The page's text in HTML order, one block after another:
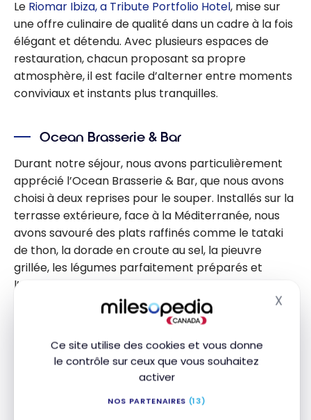
Ce site utilise des cookies et vous donne
le contrôle sur ceux que vous souhaitez
activer
NOS PARTENAIRES (13)
X
Le Riomar Ibiza, a Tribute Portfolio Hotel, mise sur
une offre culinaire de qualité dans un cadre à la fois
élégant et détendu. Avec plusieurs espaces de
restauration, chacun proposant sa propre
atmosphère, il est facile d’alterner entre moments
conviviaux et instants plus tranquilles.
Ocean Brasserie & Bar
Durant notre séjour, nous avons particulièrement
apprécié l’Ocean Brasserie & Bar, que nous avons
choisi à deux reprises pour le souper. Installés sur la
terrasse extérieure, face à la Méditerranée, nous
avons savouré des plats raffinés comme le tataki
de thon, la dorade en croute au sel, la pieuvre
grillée, les légumes parfaitement préparés et
l’agneau tendre et savoureux.
Tout était maîtrisé, de la présentation à la cuisson,
et discret. L’un des atouts de cet espace est son
atmosphère paisible. Situé légèrement en retrait
d’une intimité rare à Ibiza, une différence notable